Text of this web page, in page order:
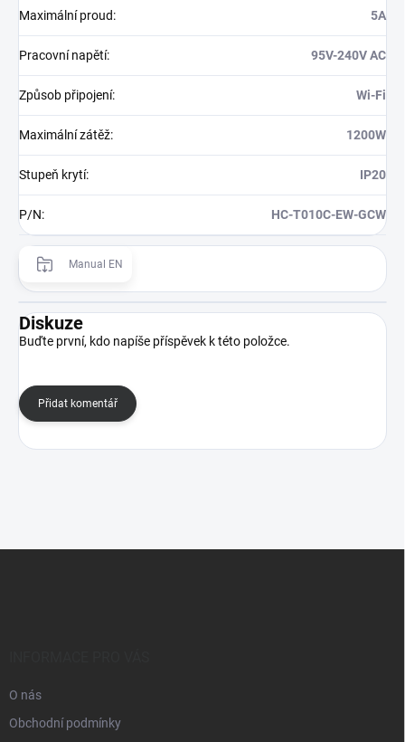
Maximální proud: 5A
Pracovní napětí: 95V-240V AC
Způsob připojení: Wi-Fi
Maximální zátěž: 1200W
Stupeň krytí: IP20
P/N: HC-T010C-EW-GCW
Manual EN
Diskuze
Buďte první, kdo napíše příspěvek k této položce.
Přidat komentář
O nás
Obchodní podmínky